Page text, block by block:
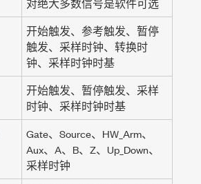
对绝大多数信号是软件可选
开始触发、参考触发、暂停
触发、采样时钟、转换时
钟、 采样时钟时基
开始触发、暂停触发、采样
时钟、采样时钟时基
Gate、Source、HW_Arm、
Aux、A、B、Z、Up_Down、
采样时钟